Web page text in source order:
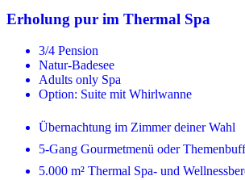
Erholung pur im Thermal Spa
3/4 Pension
Natur-Badesee
Adults only Spa
Option: Suite mit Whirlwanne
Übernachtung im Zimmer deiner Wahl
5-Gang Gourmetmenü oder
5.000 m² Thermal Spa- und